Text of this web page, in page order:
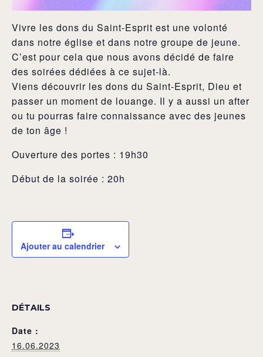
Vivre les dons du Saint-Esprit est une volonté
dans notre église et dans notre groupe de jeune.
C’est pour cela que nous avons décidé de faire
des soirées dédiées à ce sujet-là.
Viens découvrir les dons du Saint-Esprit, Dieu et
passer un moment de louange. Il y a aussi un after
ou tu pourras faire connaissance avec des jeunes
de ton âge !
Ouverture des portes : 19h30
Début de la soirée : 20h
Ajouter au calendrier
DÉTAILS
Date :
16.06.2023